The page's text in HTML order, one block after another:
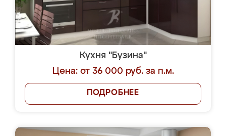
Кухня "Бузина"
Цена: от 36 000 руб. за п.м.
ПОДРОБНЕЕ